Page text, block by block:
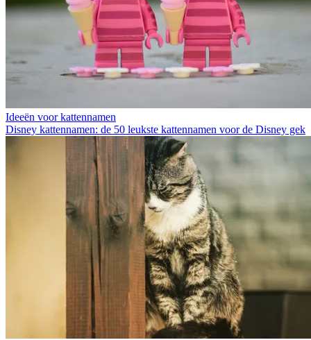
Ideeën voor kattennamen
Disney kattennamen: de 50 leukste kattennamen voor de Disney gek